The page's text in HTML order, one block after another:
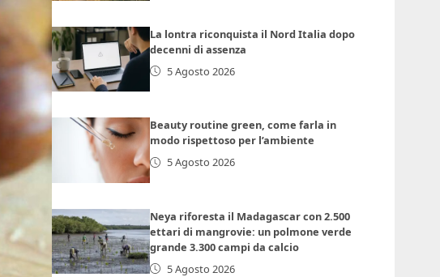
La lontra riconquista il Nord Italia dopo
decenni di assenza
5 Agosto 2026
Beauty routine green, come farla in
modo rispettoso per l’ambiente
5 Agosto 2026
Neya riforesta il Madagascar con 2.500
ettari di mangrovie: un polmone verde
grande 3.300 campi da calcio
5 Agosto 2026